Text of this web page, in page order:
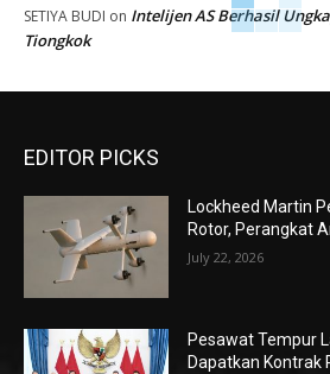
SETIYA BUDI on Intelijen AS Berhasil
Tiongkok
EDITOR PICKS
Lockheed Martin
Rotor, Perangkat
July 22, 2026
Pesawat Tempur
Dapatkan Kontrak